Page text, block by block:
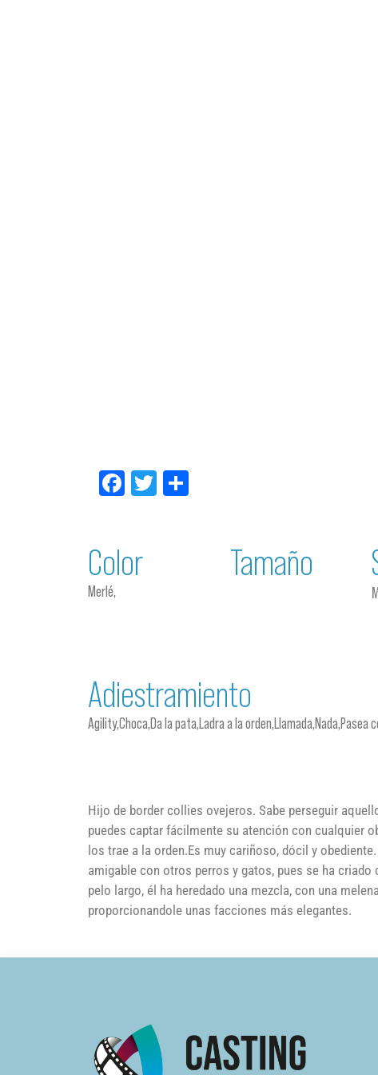
Facebook
Twitter
Color
Merlé,
Tamaño
Adiestramiento
Agility,Choca,Da la pata,Ladra a la
Hijo de border collies ovejeros. Sabe perseguir
puedes captar fácilmente su atención con cualquier
los trae a la orden.Es muy cariñoso, dócil y
amigable con otros perros y gatos, pues se ha
pelo largo, él ha heredado una mezcla, con una
proporcionandole unas facciones más elegantes.